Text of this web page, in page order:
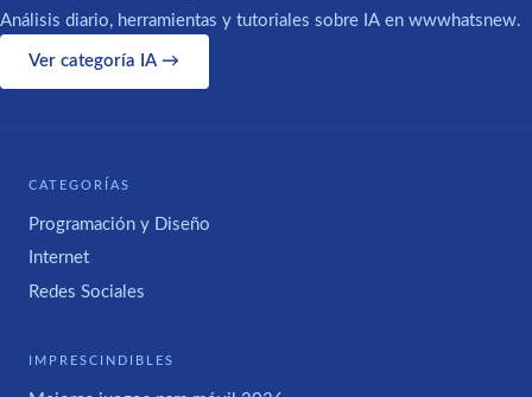
Análisis diario, herramientas y tutoriales sobre IA en wwwhatsnew.
Ver categoría IA →
CATEGORÍAS
Programación y Diseño
Internet
Redes Sociales
IMPRESCINDIBLES